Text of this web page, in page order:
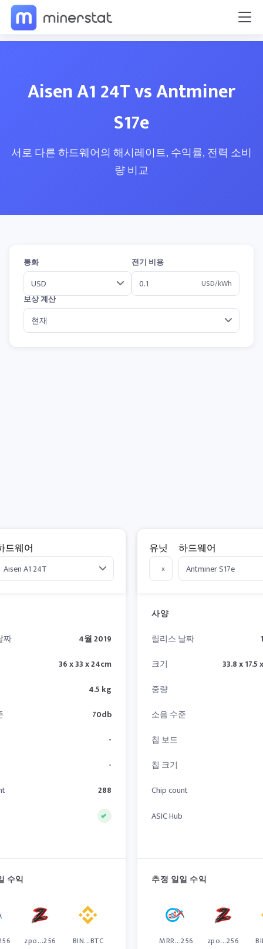
Aisen A1 24T vs Antminer
S17e
서로 다른 하드웨어의 해시레이트, 수익률, 전력 소비
량 비교
통화
전기 비용
USD/kWh
보상 계산
드웨어
짜
4월 2019
36 x 33 x 24cm
4.5 kg
70db
-
-
288
수익
zpo...256 BIN...BTC
유닛
x
하드웨어
사양
릴리스 날짜
크기
33.8 x 17.5
중량
소음 수준
칩 보드
칩 크기
Chip count
ASIC Hub
추정 일일 수익
MRR...256 zpo...256